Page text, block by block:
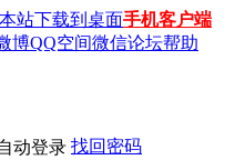
站下载到桌面手机客户端
博QQ空间微信论坛帮助
动登录 找回密码